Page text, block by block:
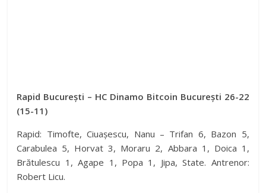
Rapid București – HC Dinamo Bitcoin București 26-22
(15-11)
Rapid: Timofte, Ciuașescu, Nanu – Trifan 6, Bazon 5,
Carabulea 5, Horvat 3, Moraru 2, Abbara 1, Doica 1,
Brătulescu 1, Agape 1, Popa 1, Jipa, State. Antrenor:
Robert Licu.